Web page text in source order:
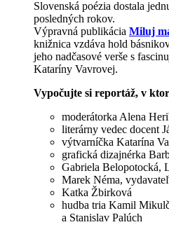
Slovenská poézia dostala
posledných rokov.
Výpravná publikácia Miluj
knižnica vzdáva hold
jeho nadčasové verše s
Kataríny Vavrovej.
Vypočujte si reportáž, v
moderátorka Alena
literárny vedec docent
výtvarníčka Katarína
grafická dizajnérka
Gabriela Belopotocká,
Marek Néma,
Katka Žbirková
hudba tria Kamil
a Stanislav Palúch